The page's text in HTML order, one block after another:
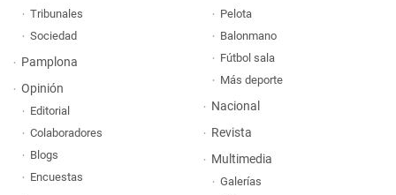
Tribunales
Sociedad
Pamplona
Opinión
Editorial
Colaboradores
Blogs
Encuestas
Pelota
Balonmano
Fútbol sala
Más deporte
Nacional
Revista
Multimedia
Galerías